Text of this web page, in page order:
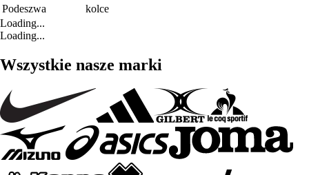
Podeszwa
kolce
Loading...
Loading...
Wszystkie nasze marki